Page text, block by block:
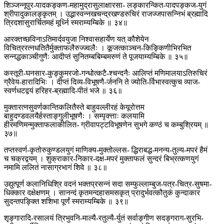
शिञ्जन्नूपुर-पादकङ्कण-महामुद्रासुलाक्षारसा- लङ्कारन्कित-पादपङ्कज-युगं
श्रीपादुकालङ्कृतम् । उद्भास्वन्नखचन्द्रखण्डरुचिरं राजज्जपासन्निभं ब्रह्मादि
त्रिदशासुरार्चितमहं मूर्ध्नि स्मराम्यम्बिके ॥ ३४॥
आरक्तच्छविनाऽतिमार्दवयुजा निश्वासहार्येण यत् कौशेयेन
विचित्ररत्नधतितैर्मुक्ताफलैरुज्ज्वलैः । कूजत्काञ्चन-किङ्किणीभिरभित
सन्नद्धकाञ्चीगुणैः आदीप्तं सुनितम्बबिम्बमरुणं ते पूजयाम्यम्बिके ॥ ३५॥
कस्तूरी-घनसार-कुङ्कुमरजो-गन्धोत्कटै-श्चन्दनैः आलिप्तं मणिमालयाऽतिरुचिरं
ग्रैवेय-हारादिभिः । दीप्तं दिव्य-विभूषणै-र्जननि ते ज्योति-र्विभास्वत्कुच व्याज-
स्वर्णधटद्वयं हरिहर-ब्रह्मादि-पीतं भजे ॥ ३६॥
मुक्तारत्नसुवर्णकान्तिकलितैस्ते बाहुवल्लीरहं केयूरोत्तम
बाहुदण्डवलयैर्हस्ताङ्गुलीभूषणैः । सम्पृक्त्ताः कलयामि
हीरमणिमन्मुक्ताफलाकीलित- ग्रीवापट्टविभूषणेन सुभगे कण्ठं च कम्बुश्रियम् ॥
३७॥
तप्तस्वर्ण-कृतोरुकुण्डलयुगं माणिक्य-मुक्तोल्लस- द्धिराबद्ध-मनन्य-तुल्य-मपरं हैमं
च चक्रद्वयम् । शुक्राकार-निकार-दक्ष-मपरं मुक्ताफलं सुन्दरं बिभ्रत्कणयुगं
नमामि ललितं नासाग्रभागं शिवे ॥ ३८॥
उद्युत्पूर्ण कलानिधिश्रि वदनं भक्तप्रसन्नं सदा सम्फुल्लाम्बुज-पत्र-चित्र-सुषमा-
धिक्कार दक्षेक्षणम् । सानन्दं कृतमन्दहासमसकृत् प्रादुर्भवत्कौतुकं कुन्दाकार
सुदन्तपङ्क्ति शशिभा पूर्णं स्मराम्यम्बिके ॥ ३९॥
श‍ृङ्गारादि-रसालयं त्रिभुवनि-माल्यै-रतुल्यै-र्युतं सर्वाङ्गीण सदङ्गराग-सुरभि-